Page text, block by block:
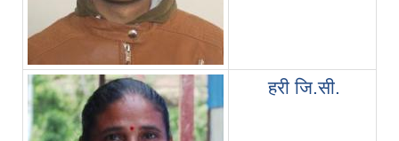
हरी जि.सी.